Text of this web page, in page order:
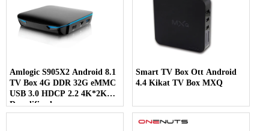
Amlogic S905X2 Android 8.1
TV Box 4G DDR 32G eMMC
USB 3.0 HDCP 2.2 4K*2K
Decodificador
Smart TV Box Ott Android
4.4 Kikat TV Box MXQ